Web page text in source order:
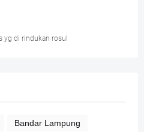
yg di rindukan rosul
Bandar Lampung